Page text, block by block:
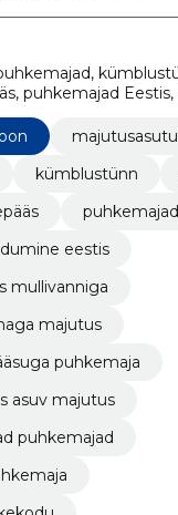
puhkemajad Eestis,
puhkemajutus
majutus, mugava
kümblustünn
eestis
mullivanniga
majutus
puhkemaja
asuv majutus
puhkemajad